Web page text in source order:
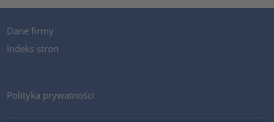
Dane firmy
Indeks stron
Polityka prywatności